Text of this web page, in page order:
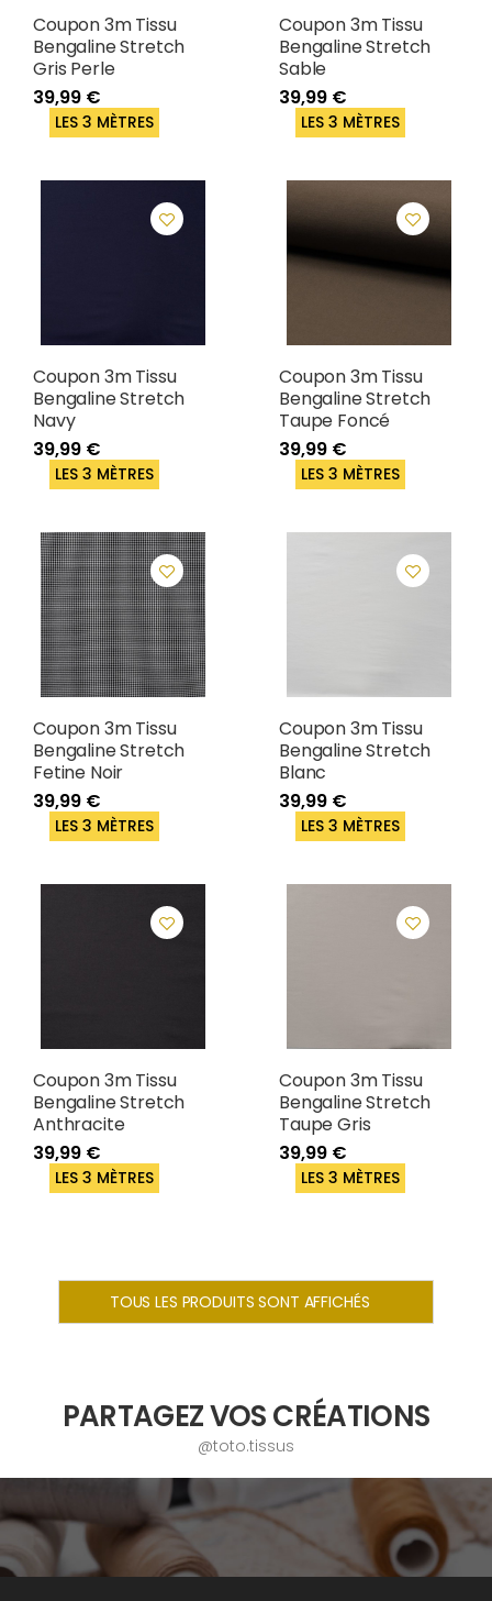
Coupon 3m Tissu
Bengaline Stretch
Gris Perle
39,99 €
LES 3 MÈTRES
Coupon 3m Tissu
Bengaline Stretch
Sable
39,99 €
LES 3 MÈTRES
Coupon 3m Tissu
Bengaline Stretch
Navy
39,99 €
LES 3 MÈTRES
Coupon 3m Tissu
Bengaline Stretch
Taupe Foncé
39,99 €
LES 3 MÈTRES
Coupon 3m Tissu
Bengaline Stretch
Fetine Noir
39,99 €
LES 3 MÈTRES
Coupon 3m Tissu
Bengaline Stretch
Blanc
39,99 €
LES 3 MÈTRES
Coupon 3m Tissu
Bengaline Stretch
Anthracite
39,99 €
LES 3 MÈTRES
Coupon 3m Tissu
Bengaline Stretch
Taupe Gris
39,99 €
LES 3 MÈTRES
TOUS LES PRODUITS SONT AFFICHÉS
PARTAGEZ VOS CRÉATIONS
@toto.tissus